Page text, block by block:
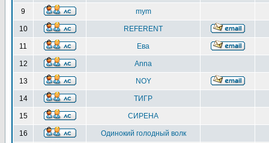
9 mym
10 REFERENT
11 Ева
12 Anna
13 NOY
14 ТИГР
15 СИРЕНА
16 Одинокий голодный волк